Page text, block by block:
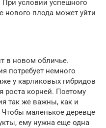
условии успешного
нового плода может уйти
в новом обличье.
потребует немного
у карликовых гибридов
роста корней. Поэтому
так же важны, как и
маленькое деревце
ему нужна еще одна